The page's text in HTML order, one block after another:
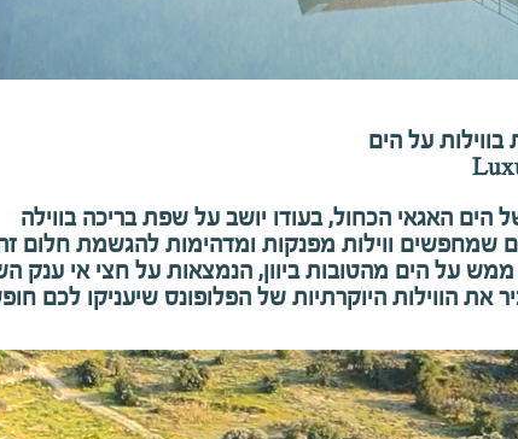
בווילות על הים
הים האגאי הכחול, בעודו יושב על שפת בריכה בווילה
שמחפשים ווילות מפנקות ומדהימות להגשמת חלום
על הים מהטובות ביוון, הנמצאות על חצי אי ענק
את הווילות היוקרתיות של הפלופונס שיעניקו לכם